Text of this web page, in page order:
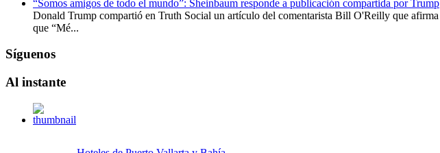
“Somos amigos de todo el mundo”: Sheinbaum responde a publicación compartida por Trump
Donald Trump compartió en Truth Social un artículo del comentarista Bill O'Reilly que afirma
que “Mé...
Síguenos
Al instante